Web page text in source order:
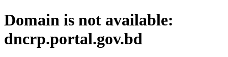
Domain is not available:
dncrp.portal.gov.bd